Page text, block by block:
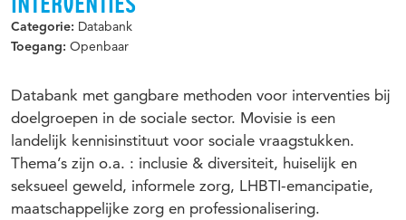
Categorie: Databank
Toegang: Openbaar
Databank met gangbare methoden voor interventies bij
doelgroepen in de sociale sector. Movisie is een
landelijk kennisinstituut voor sociale vraagstukken.
Thema’s zijn o.a. : inclusie & diversiteit, huiselijk en
seksueel geweld, informele zorg, LHBTI-emancipatie,
maatschappelijke zorg en professionalisering.